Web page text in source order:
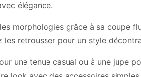
élégance.
morphologies grâce à sa coupe
retrousser pour un style
une tenue casual ou à une